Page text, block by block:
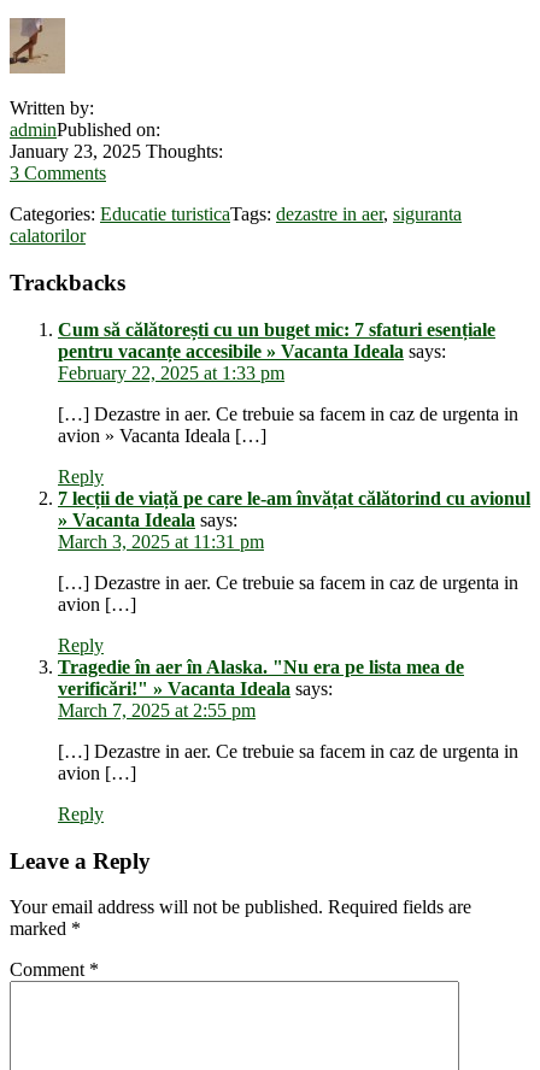
Written by:
adminPublished on:
January 23, 2025 Thoughts:
3 Comments
Categories: Educatie turisticaTags: dezastre in aer, siguranta
calatorilor
Reader
Interactions
Trackbacks
Cum să călătorești cu un buget mic: 7 sfaturi esențiale
pentru vacanțe accesibile » Vacanta Ideala says:
February 22, 2025 at 1:33 pm
[…] Dezastre in aer. Ce trebuie sa facem in caz de urgenta in
avion » Vacanta Ideala […]
Reply
7 lecții de viață pe care le-am învățat călătorind cu avionul
» Vacanta Ideala says:
March 3, 2025 at 11:31 pm
[…] Dezastre in aer. Ce trebuie sa facem in caz de urgenta in
avion […]
Reply
Tragedie în aer în Alaska. "Nu era pe lista mea de
verificări!" » Vacanta Ideala says:
March 7, 2025 at 2:55 pm
[…] Dezastre in aer. Ce trebuie sa facem in caz de urgenta in
avion […]
Reply
Leave a Reply
Your email address will not be published. Required fields are
marked *
Comment *